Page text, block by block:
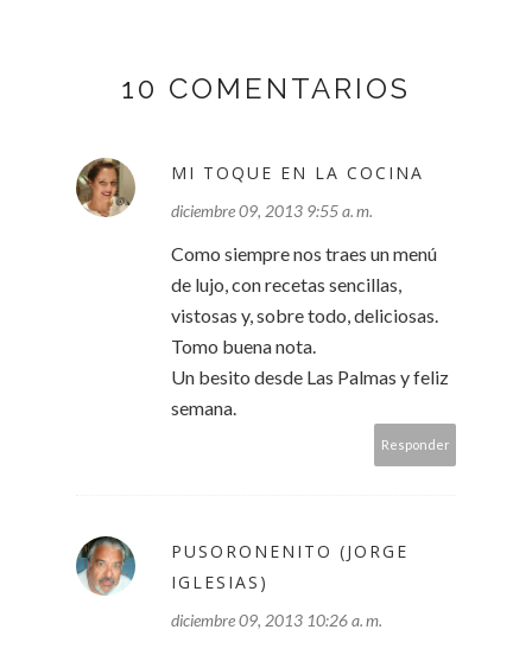
10 COMENTARIOS
MI TOQUE EN LA COCINA
diciembre 09, 2013 9:55 a. m.
Como siempre nos traes un menú
de lujo, con recetas sencillas,
vistosas y, sobre todo, deliciosas.
Tomo buena nota.
Un besito desde Las Palmas y feliz
semana.
Responder
PUSORONENITO (JORGE
IGLESIAS)
diciembre 09, 2013 10:26 a. m.